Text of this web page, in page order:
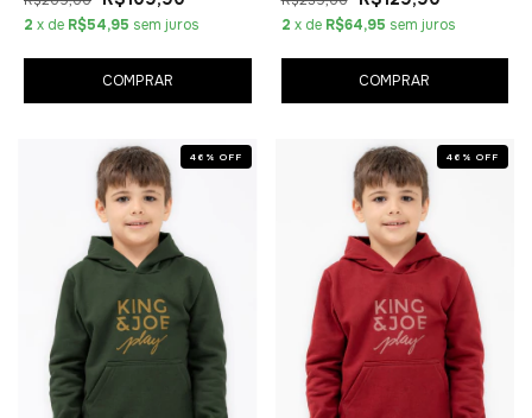
2 x de R$54,95 sem juros
COMPRAR
2 x de R$64,95 sem juros
COMPRAR
46 % OFF 46 % OFF